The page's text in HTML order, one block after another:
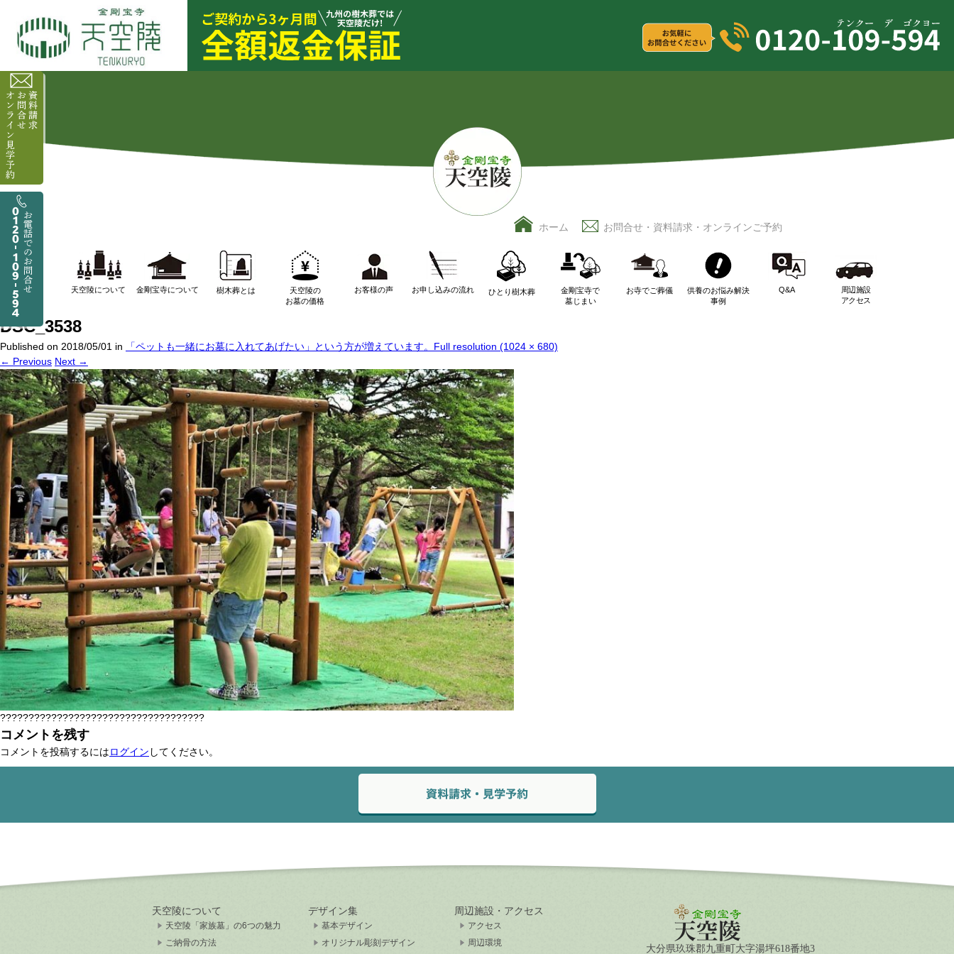
ホーム お問合せ・資料請求・オンラインご予約
天空陵について 金剛宝寺について 樹木葬とは
天空陵の
お墓の価格
お客様の声 お申し込みの流れ ひとり樹木葬
金剛宝寺で
墓じまい
お寺でご葬儀
供養のお悩み解決
事例
Q&A
周辺施設
アクセス
DSC_3538
Published on 2018/05/01 in 「ペットも一緒にお墓に入れてあげたい」という方が増えています。 Full resolution (1024 × 680)
← Previous Next →
????????????????????????????????????
コメントを残す
コメントを投稿するにはログイン してください。
天空陵について
天空陵「家族墓」の6つの魅力
ご納骨の方法
デザイン集
基本デザイン
オリジナル彫刻デザイン
周辺施設・アクセス
アクセス
周辺環境
大分県玖珠郡九重町大字湯坪618番地3